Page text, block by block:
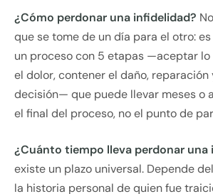
¿Cómo perdonar una infidelidad?
que se tome de un día para el otro:
un proceso con 5 etapas —aceptar
el dolor, contener el daño, reparación
decisión— que puede llevar meses o
el final del proceso, no el punto de
¿Cuánto tiempo lleva perdonar una
existe un plazo universal. Depende
la historia personal de quien fue